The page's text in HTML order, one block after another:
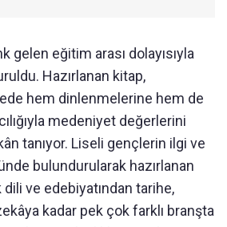
gelen eğitim arası dolayısıyla
Hazırlanan kitap,
hem dinlenmelerine hem de
medeniyet değerlerini
tanıyor. Liseli gençlerin ilgi ve
bulundurularak hazırlanan
ve edebiyatından tarihe,
kadar pek çok farklı branşta